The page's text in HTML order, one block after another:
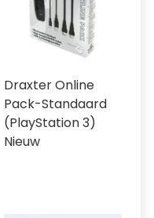
Draxter Online
Pack-Standaard
(PlayStation 3)
Nieuw